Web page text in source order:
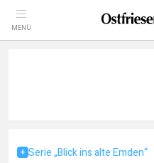
MENÜ
Serie „Blick ins alte Emden“